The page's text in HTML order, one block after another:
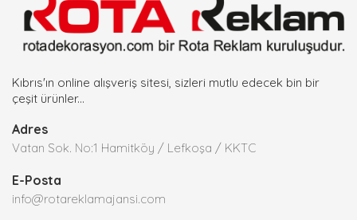
Kıbrıs'ın online alışveriş sitesi, sizleri mutlu edecek bin bir
çeşit ürünler...
Adres
Vatan Sok. No:1 Hamitköy / Lefkoşa / KKTC
E-Posta
info@rotareklamajansi.com